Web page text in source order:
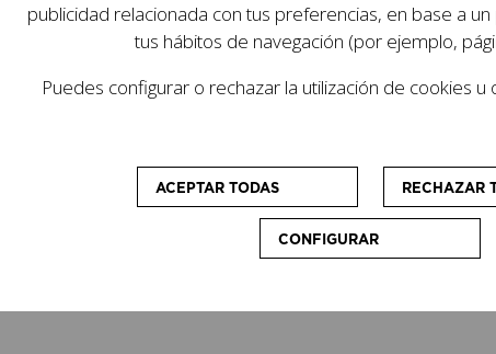
colina que domina la villa de Getaria, Gipuzkoa, y
publicidad relacionada con tus preferencias, en base a
tus hábitos de navegación (por ejemplo,
Puedes configurar o rechazar la utilización de cookies
ACEPTAR TODAS RECHAZAR
CONFIGURAR